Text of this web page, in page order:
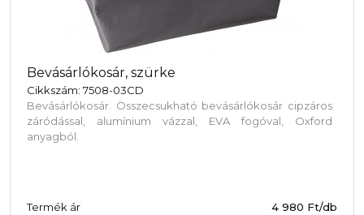
Bevásárlókosár, szürke
Cikkszám: 7508-03CD
Bevásárlókosár. Összecsukható bevásárlókosár cipzáros
záródással, alumínium vázzal, EVA fogóval, Oxford
anyagból.
Termék ár
4 980 Ft/db